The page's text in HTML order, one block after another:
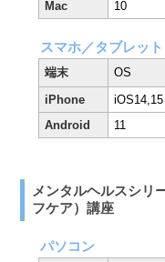
Mac
10
スマホ／タブレット
端末 OS
iPhone
iOS14,15
Android
11
メンタルヘルスシ
フケア）講座
パソコン